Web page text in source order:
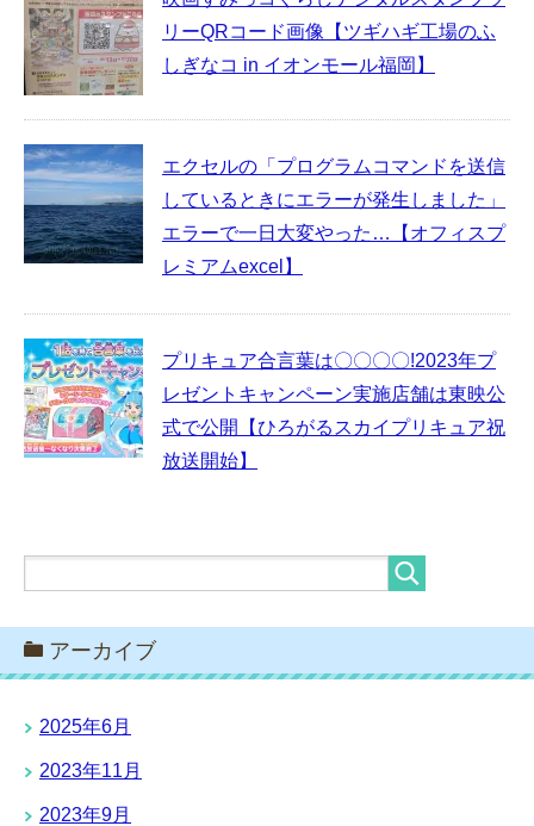
リーQRコード画像【ツギハギ工場のふ
しぎなコ in イオンモール福岡】
エクセルの「プログラムコマンドを送信
しているときにエラーが発生しました」
エラーで一日大変やった…【オフィスプ
レミアムexcel】
プリキュア合言葉は〇〇〇〇!2023年プ
レゼントキャンペーン実施店舗は東映公
式で公開【ひろがるスカイプリキュア祝
放送開始】
アーカイブ
2025年6月
2023年11月
2023年9月